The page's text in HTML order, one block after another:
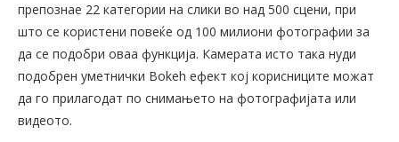
препознае 22 категории на слики во над 500 сцени, при
што се користени повеќе од 100 милиони фотографии за
да се подобри оваа функција. Камерата исто така нуди
подобрен уметнички Bokeh ефект кој корисниците можат
да го прилагодат по снимањето на фотографијата или
видеото.